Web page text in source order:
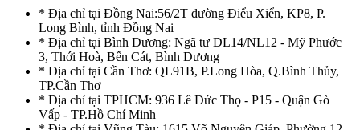
* Địa chỉ tại Đồng Nai:56/2T đường Điểu Xiển, KP8, P.
Long Bình, tỉnh Đồng Nai
* Địa chỉ tại Bình Dương: Ngã tư DL14/NL12 - Mỹ Phước
3, Thới Hoà, Bến Cát, Bình Dương
* Địa chỉ tại Cần Thơ: QL91B, P.Long Hòa, Q.Bình Thủy,
TP.Cần Thơ
* Địa chỉ tại TPHCM: 936 Lê Đức Thọ - P15 - Quận Gò
Vấp - TP.Hồ Chí Minh